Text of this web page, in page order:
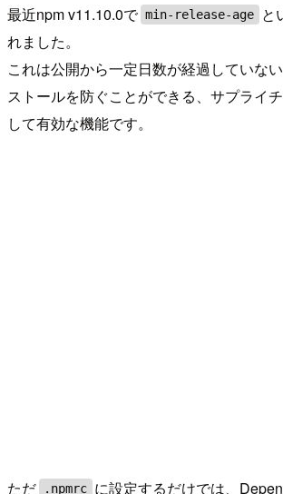
最近npm v11.10.0で min-release-age
と
れました。
これは公開から一定日数が経過していな
ストールを防ぐことができる、サプライ
して有効な機能です。
ただ .npmrc に設定するだけでは、